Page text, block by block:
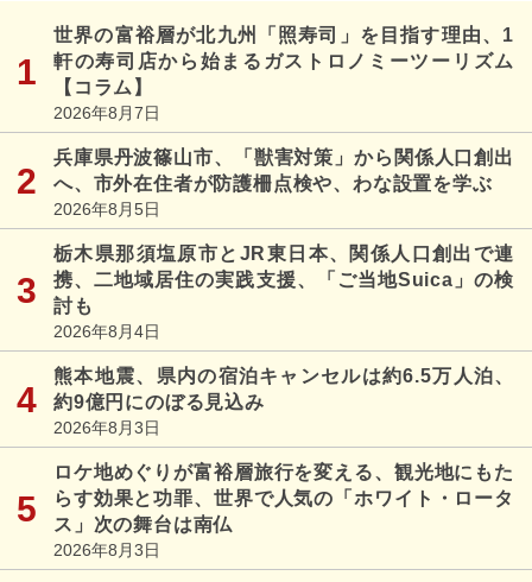
世界の富裕層が北九州「照寿司」を目指す理由、1
軒の寿司店から始まるガストロノミーツーリズム
【コラム】
2026年8月7日
兵庫県丹波篠山市、「獣害対策」から関係人口創出
へ、市外在住者が防護柵点検や、わな設置を学ぶ
2026年8月5日
栃木県那須塩原市とJR東日本、関係人口創出で連
携、二地域居住の実践支援、「ご当地Suica」の検
討も
2026年8月4日
熊本地震、県内の宿泊キャンセルは約6.5万人泊、
約9億円にのぼる見込み
2026年8月3日
ロケ地めぐりが富裕層旅行を変える、観光地にもた
らす効果と功罪、世界で人気の「ホワイト・ロータ
ス」次の舞台は南仏
2026年8月3日